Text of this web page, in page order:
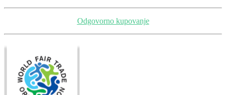
Odgovorno kupovanje